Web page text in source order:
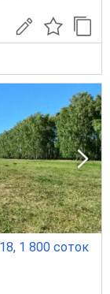
1 800 соток